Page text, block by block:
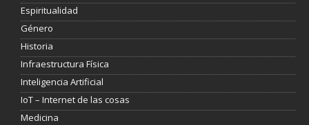
Espiritualidad
Género
Historia
Infraestructura Física
Inteligencia Artificial
IoT – Internet de las cosas
Medicina